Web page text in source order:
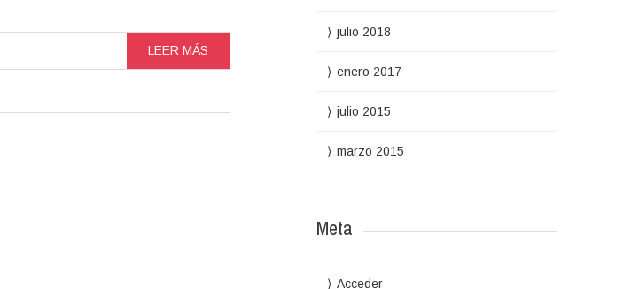
LEER MÁS
julio 2018
enero 2017
julio 2015
marzo 2015
Meta
Acceder